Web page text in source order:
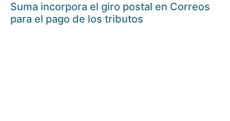
Suma incorpora el giro postal en Correos
para el pago de los tributos